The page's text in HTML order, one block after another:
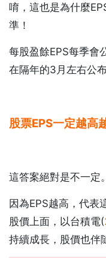
唷，這也是為什麼
準！
每股盈餘EPS每季會
在隔年的3月左右公布
股票EPS一定越高
這答案絕對是不一定。
因為EPS越高，代表
股價上面，以台積電(
持續成長，股價也伴